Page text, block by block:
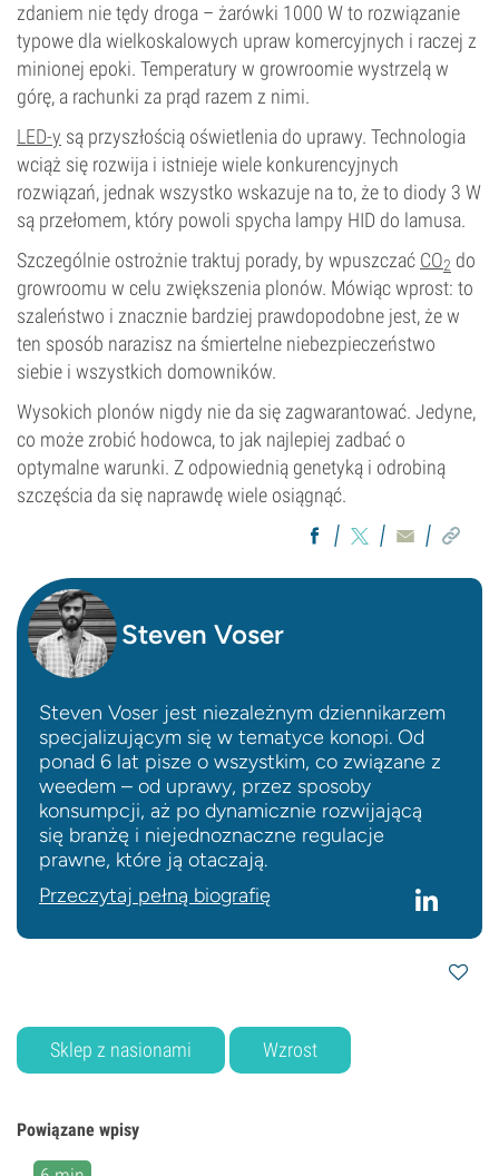
zdaniem nie tędy droga – żarówki 1000 W to rozwiązanie
typowe dla wielkoskalowych upraw komercyjnych i raczej z
minionej epoki. Temperatury w growroomie wystrzelą w
górę, a rachunki za prąd razem z nimi.
LED-y są przyszłością oświetlenia do uprawy. Technologia
wciąż się rozwija i istnieje wiele konkurencyjnych
rozwiązań, jednak wszystko wskazuje na to, że to diody 3 W
są przełomem, który powoli spycha lampy HID do lamusa.
Szczególnie ostrożnie traktuj porady, by wpuszczać CO2 do
growroomu w celu zwiększenia plonów. Mówiąc wprost: to
szaleństwo i znacznie bardziej prawdopodobne jest, że w
ten sposób narazisz na śmiertelne niebezpieczeństwo
siebie i wszystkich domowników.
Wysokich plonów nigdy nie da się zagwarantować. Jedyne,
co może zrobić hodowca, to jak najlepiej zadbać o
optymalne warunki. Z odpowiednią genetyką i odrobiną
szczęścia da się naprawdę wiele osiągnąć.
Steven Voser
Steven Voser jest niezależnym dziennikarzem
specjalizującym się w tematyce konopi. Od
ponad 6 lat pisze o wszystkim, co związane z
weedem – od uprawy, przez sposoby
konsumpcji, aż po dynamicznie rozwijającą
się branżę i niejednoznaczne regulacje
prawne, które ją otaczają.
Przeczytaj pełną biografię
Sklep z nasionami Wzrost
Powiązane wpisy